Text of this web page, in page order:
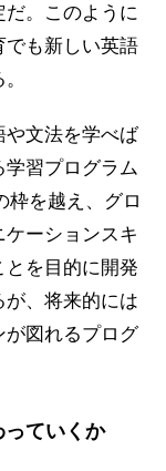
。このように
でも新しい英語
や文法を学べば
習プログラム
枠を越え、グロ
ーションスキ
を目的に開発
、将来的には
が図れるプログ
ていくか